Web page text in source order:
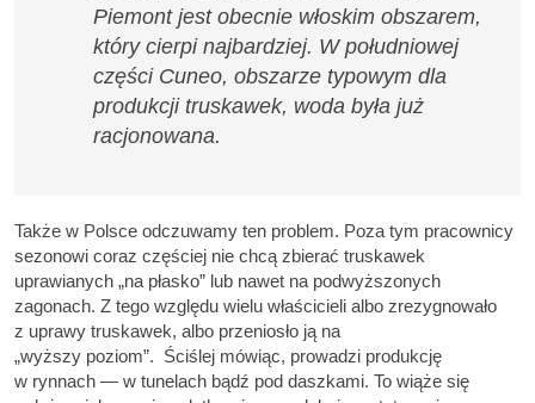
Piemont jest obecnie włoskim obszarem,
który cierpi najbardziej. W południowej
części Cuneo, obszarze typowym dla
produkcji truskawek, woda była już
racjonowana.
Także w Polsce odczuwamy ten problem. Poza tym pracownicy
sezonowi coraz częściej nie chcą zbierać truskawek
uprawianych „na płasko” lub nawet na podwyższonych
zagonach. Z tego względu wielu właścicieli albo zrezygnowało
z uprawy truskawek, albo przeniosło ją na
„wyższy poziom”. Ściślej mówiąc, prowadzi produkcję
w rynnach — w tunelach bądź pod daszkami. To wiąże się